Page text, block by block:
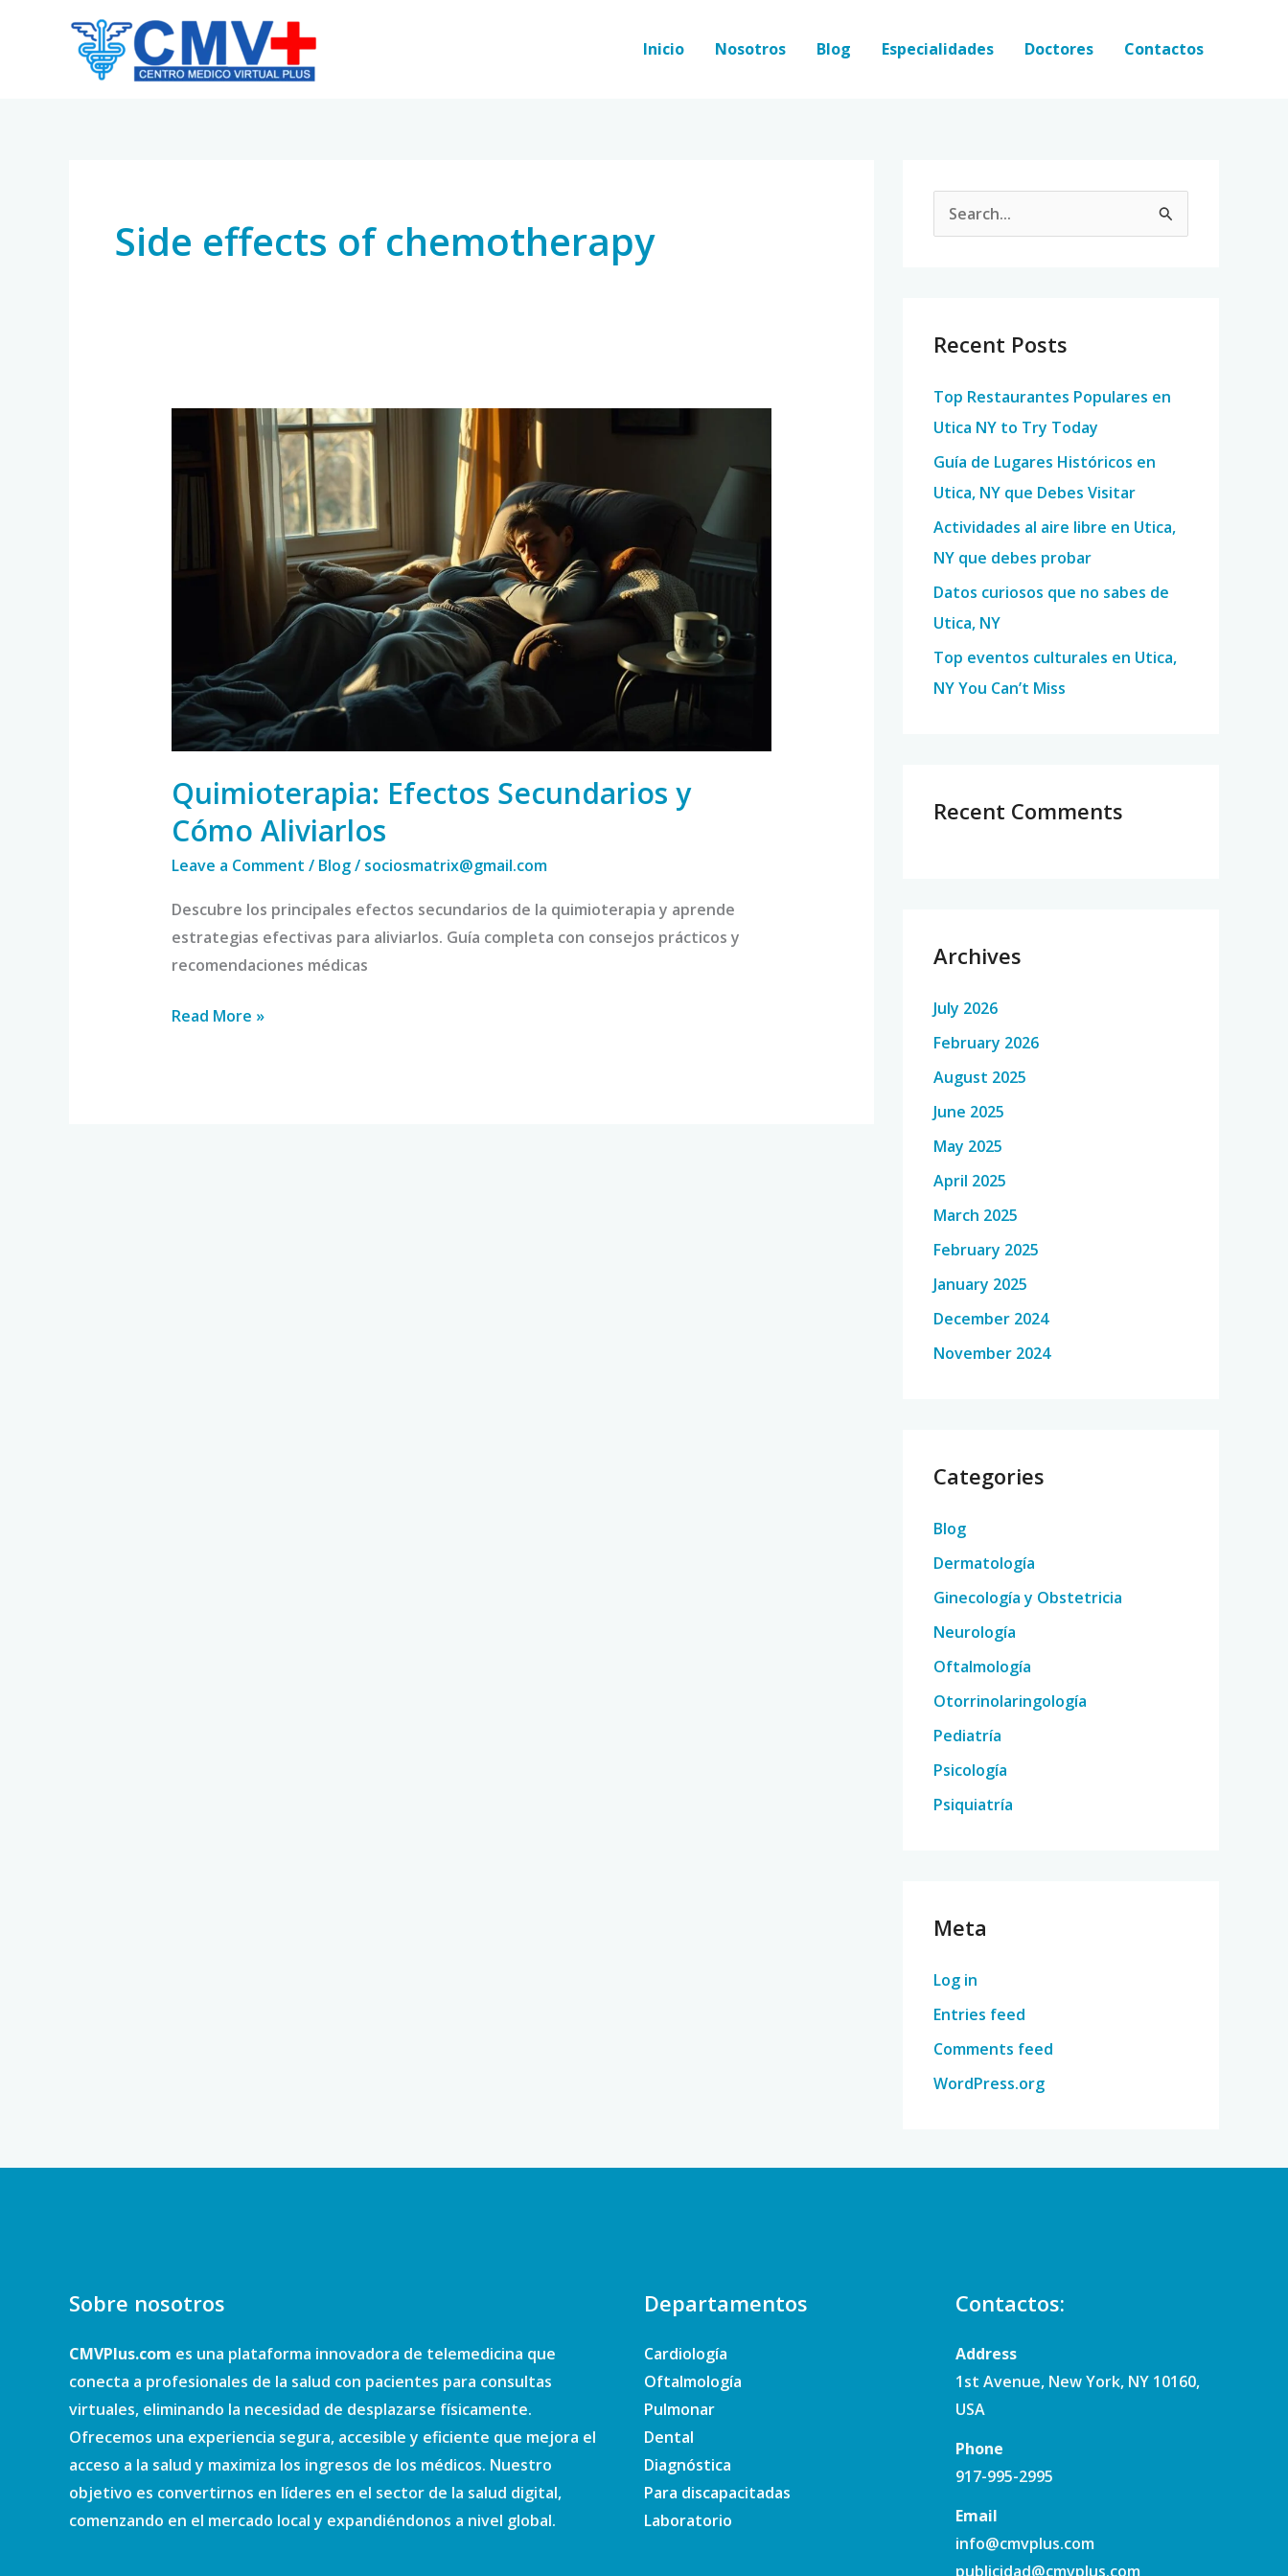
Inicio Nosotros Blog Especialidades Doctores Contactos
Side effects of chemotherapy
Quimioterapia: Efectos Secundarios y
Cómo Aliviarlos
Leave a Comment / Blog/ sociosmatrix@gmail.com
Descubre los principales efectos secundarios de la quimioterapia y aprende
estrategias efectivas para aliviarlos. Guía completa con consejos prácticos y
recomendaciones médicas
Quimioterapia:
Efectos
Secundarios
Read More »
c
f
o
r
:
Recent Posts
Top Restaurantes Populares en
Utica NY to Try Today
Guía de Lugares Históricos en
Utica, NY que Debes Visitar
Actividades al aire libre en Utica,
NY que debes probar
Datos curiosos que no sabes de
Utica, NY
Top eventos culturales en Utica,
NY You Can’t Miss
Recent Comments
Archives
July 2026
February 2026
August 2025
June 2025
May 2025
April 2025
March 2025
February 2025
January 2025
December 2024
November 2024
Categories
Blog
Dermatología
Ginecología y Obstetricia
Neurología
Oftalmología
Otorrinolaringología
Pediatría
Psicología
Psiquiatría
Meta
Log in
Entries feed
Comments feed
WordPress.org
Sobre nosotros
CMVPlus.com es una plataforma innovadora de telemedicina que
conecta a profesionales de la salud con pacientes para consultas
virtuales, eliminando la necesidad de desplazarse físicamente.
Ofrecemos una experiencia segura, accesible y eficiente que mejora el
acceso a la salud y maximiza los ingresos de los médicos. Nuestro
objetivo es convertirnos en líderes en el sector de la salud digital,
comenzando en el mercado local y expandiéndonos a nivel global.
Departamentos
Cardiología
Oftalmología
Pulmonar
Dental
Diagnóstica
Para discapacitadas
Laboratorio
Contactos:
Address
1st Avenue, New York, NY 10160,
USA
Phone
917-995-2995
Email
info@cmvplus.com
publicidad@cmvplus.com